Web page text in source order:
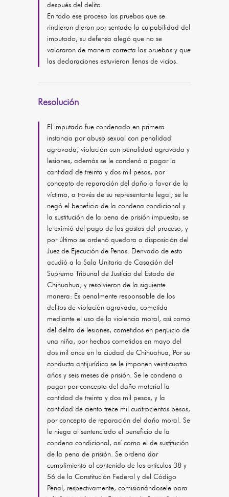
después del delito.
En todo ese proceso las pruebas que se
rindieron dieron por sentado la culpabilidad del
imputado, su defensa alegó que no se
valoraron de manera correcta las pruebas y que
las declaraciones estuvieron llenas de vicios.
Resolución
El imputado fue condenado en primera
instancia por abuso sexual con penalidad
agravada, violación con penalidad agravada y
lesiones, además se le condenó a pagar la
cantidad de treinta y dos mil pesos, por
concepto de reparación del daño a favor de la
víctima, a través de su representante legal; se le
negó el beneficio de la condena condicional y
la sustitución de la pena de prisión impuesta; se
le eximió del pago de los gastos del proceso, y
por último se ordenó quedara a disposición del
Juez de Ejecución de Penas. Derivado de esto
acudió a la Sala Unitaria de Casación del
Supremo Tribunal de Justicia del Estado de
Chihuahua, y resolvieron de la siguiente
manera: Es penalmente responsable de los
delitos de violación agravada, cometida
mediante el uso de la violencia moral, así como
del delito de lesiones, cometidos en perjuicio de
una niña, por hechos cometidos en mayo del
dos mil once en la ciudad de Chihuahua, Por su
conducta antijurídica se le imponen veinticuatro
años y seis meses de prisión. Se le condena a
pagar por concepto del daño material la
cantidad de treinta y dos mil pesos, y la
cantidad de ciento trece mil cuatrocientos pesos,
por concepto de reparación del daño moral. Se
le niega al sentenciado el beneficio de la
condena condicional, así como el de sustitución
de la pena de prisión. Se ordena dar
cumplimiento al contenido de los artículos 38 y
56 de la Constitución Federal y del Código
Penal, respectivamente, comisionándosele para